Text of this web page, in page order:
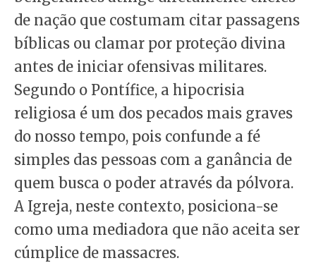
de nação que costumam citar passagens
bíblicas ou clamar por proteção divina
antes de iniciar ofensivas militares.
Segundo o Pontífice, a hipocrisia
religiosa é um dos pecados mais graves
do nosso tempo, pois confunde a fé
simples das pessoas com a ganância de
quem busca o poder através da pólvora.
A Igreja, neste contexto, posiciona-se
como uma mediadora que não aceita ser
cúmplice de massacres.